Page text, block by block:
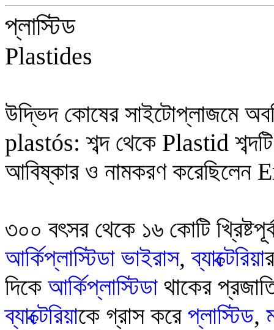
প্লাস্টিড
Plastides
উদ্ভিদ কোষের সাইটোপ্লাজমে
plastós: শব্দ থেকে Plastid
আবিষ্কার ও নামকরণ করেছিলেন
৩০০ বৎসর থেকে ১৬ কোটি
আর্কিপ্লাস্টিডা ভাইরাস,ব্যাক্টেরিয়া
দিকে আর্কিপ্লাস্টিডা থাকের
ব্যাক্টেরিয়াকে গ্রাস করে প্লাস্টিড,